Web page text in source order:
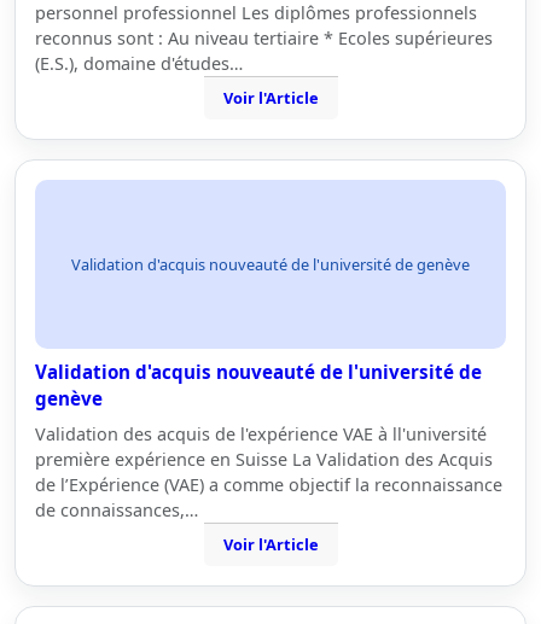
personnel professionnel Les diplômes professionnels
reconnus sont : Au niveau tertiaire * Ecoles supérieures
(E.S.), domaine d'études…
Voir l'Article
Validation d'acquis nouveauté de l'université de genève
Validation d'acquis nouveauté de l'université de
genève
Validation des acquis de l'expérience VAE à ll'université
première expérience en Suisse La Validation des Acquis
de l’Expérience (VAE) a comme objectif la reconnaissance
de connaissances,…
Voir l'Article